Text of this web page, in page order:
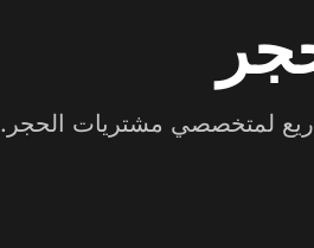
لمتخصصي مشتريات الحجر.